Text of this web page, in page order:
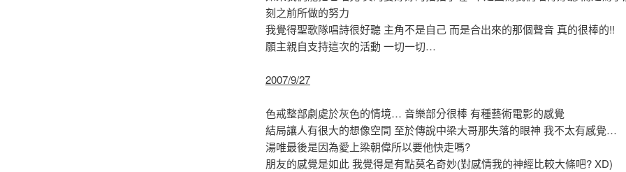
刻之前所做的努力
我覺得聖歌隊唱詩很好聽 主角不是自己 而是合出來的那個聲音 真的很棒的!!
願主親自支持這次的活動 一切一切…
2007/9/27
色戒整部劇處於灰色的情境… 音樂部分很棒 有種藝術電影的感覺
結局讓人有很大的想像空間 至於傳說中梁大哥那失落的眼神 我不太有感覺…
湯唯最後是因為愛上梁朝偉所以要他快走嗎?
朋友的感覺是如此 我覺得是有點莫名奇妙(對感情我的神經比較大條吧? XD)